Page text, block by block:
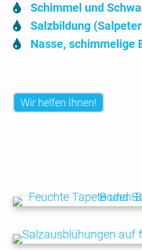
Schimmel und
Salzbildung
Nasse, schimmelige
Wir helfen Ihnen!